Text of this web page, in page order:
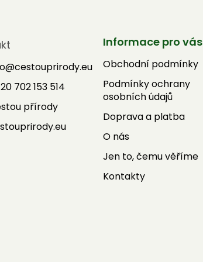
@cestouprirody.eu
702 153 514
přírody
Informace pro vás
Obchodní podmínky
Podmínky ochrany
osobních údajů
Doprava a platba
O nás
Jen to, čemu věříme
Kontakty